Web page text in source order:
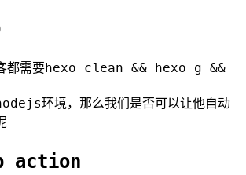
都需要hexo clean && hexo g &&
环境，那么我们是否可以让他自动
action